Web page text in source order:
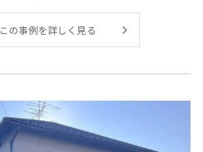
この事例を詳しく見る